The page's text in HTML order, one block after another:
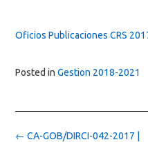
Oficios Publicaciones CRS
Posted in Gestion 2018-2021
Post
← CA-GOB/DIRCI-042-2017 |